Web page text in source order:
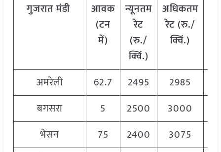
गुजरातमंडी
आवक
(टन
में)
न्यूनतम
रेट
(रु./
क्विं.)
अधिकतम
रेट (रु./
क्विं.)
अमरेली
62.7 2495 2985
बगसरा
5 2500 3000
भेसन
75 2400 3075